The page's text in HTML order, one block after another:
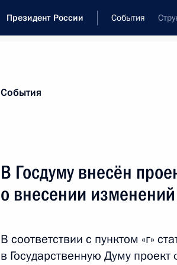
Президент России События
Новости
Президент подписал
События
В Госдуму внесён
о внесении
В соответствии с пунктом «г»
в Государственную Думу